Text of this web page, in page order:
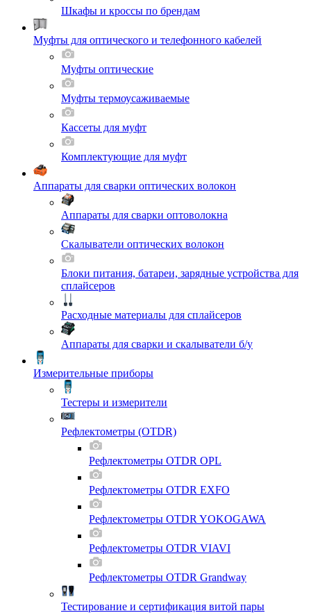
Шкафы и кроссы по брендам
Муфты для оптического и телефонного кабелей
Муфты оптические
Муфты термоусаживаемые
Кассеты для муфт
Комплектующие для муфт
Аппараты для сварки оптических волокон
Аппараты для сварки оптоволокна
Скалыватели оптических волокон
Блоки питания, батареи, зарядные устройства для
сплайсеров
Расходные материалы для сплайсеров
Аппараты для сварки и скалыватели б/у
Измерительные приборы
Тестеры и измерители
Рефлектометры (OTDR)
Рефлектометры OTDR OPL
Рефлектометры OTDR EXFO
Рефлектометры OTDR YOKOGAWA
Рефлектометры OTDR VIAVI
Рефлектометры OTDR Grandway
Тестирование и сертификация витой пары